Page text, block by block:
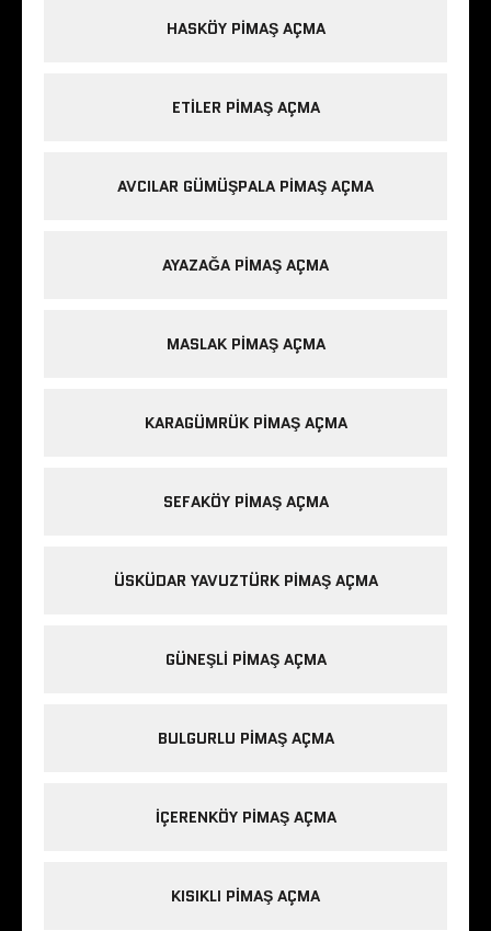
HASKÖY PIMAŞ AÇMA
ETILER PIMAŞ AÇMA
AVCILAR GÜMÜŞPALA PIMAŞ AÇMA
AYAZAĞA PIMAŞ AÇMA
MASLAK PIMAŞ AÇMA
KARAGÜMRÜK PIMAŞ AÇMA
SEFAKÖY PIMAŞ AÇMA
ÜSKÜDAR YAVUZTÜRK PIMAŞ AÇMA
GÜNEŞLI PIMAŞ AÇMA
BULGURLU PIMAŞ AÇMA
IÇERENKÖY PIMAŞ AÇMA
KISIKLI PIMAŞ AÇMA